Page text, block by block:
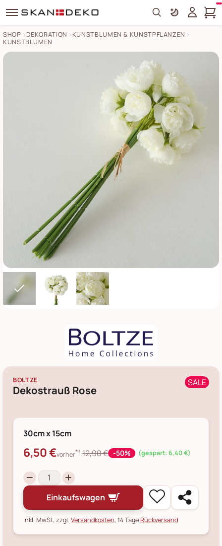
Search
SHOP DEKORATION
KUNSTBLUMEN & KUNSTPFLANZEN
KUNSTBLUMEN
Dekostrauß Rose Bilder
SALE
BOLTZE
Dekostrauß Rose
30cm x 15cm
6,50 €vorher*¹:12,90 € -50% (gespart: 6,40 €)
Einkaufswagen
inkl. MwSt, zzgl.Versandkosten, 14 TageRückversand